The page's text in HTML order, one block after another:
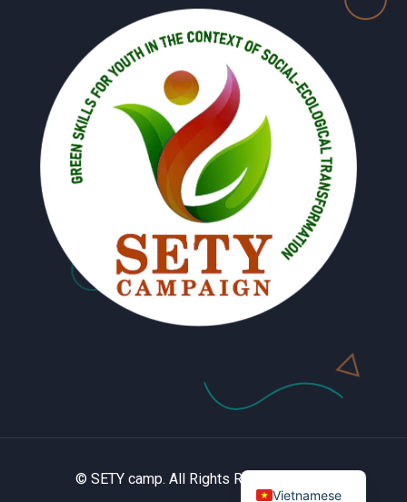
© SETY camp. All Rights Reserved 2022
Vietnamese